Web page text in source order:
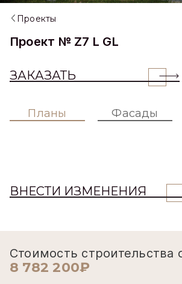
Проекты
Проект № Z7 L GL
ЗАКАЗАТЬ
Планы Фасады
ВНЕСТИ ИЗМЕНЕНИЯ
Стоимость строительства
8 782 200₽